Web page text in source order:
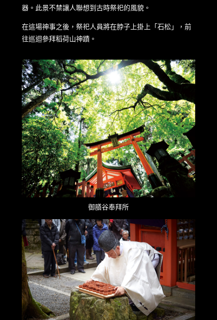
器。此景不禁讓人聯想到古時祭祀的風貌。
在這場神事之後，祭祀人員將在脖子上掛上「石松」，前
往巡迴參拜稻荷山神蹟。
御膳谷奉拜所